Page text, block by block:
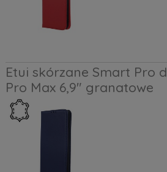
Etui skórzane Smart Pro
Pro Max 6,9" granatowe